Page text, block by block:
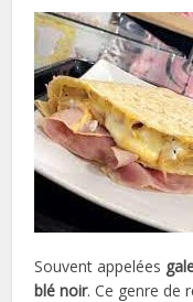
Souvent appelées
blé noir. Ce genre de